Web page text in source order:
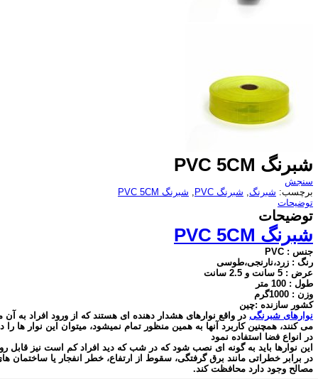
شبرنگ PVC 5CM
سنجش
برچسب: شبرنگ, شبرنگ PVC , شبرنگ PVC 5CM
توضیحات
توضیحات
شبرنگ
جنس : PVC
رنگ : زرد،نارنجی،طوسی
عرض : 5 سانت و 2.5 سانت
طول : 100 متر
وزن : 1000گرم
کشور سازنده :چین
نوارهای شبرنگی در واقع نوارهای هشدار دهنده ای هستند که از ورود افراد به
می کنند، همچنین کاربرد آنها به همین منظور تمام نمیشود، میتوان این نوار ها
در انواع فضا استفاده نمود
این نوارها باید به گونه ای نصب شود که در شب که دید افراد کم است نیز قابل
در برابر خطراتی مانند برق گرفتگی، سقوط از ارتفاع، خطر انفجار یا
مصالح وجود دارد محافظت کند.